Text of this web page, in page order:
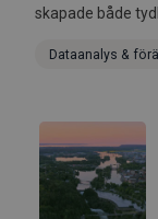
skapade både
Dataanalys &